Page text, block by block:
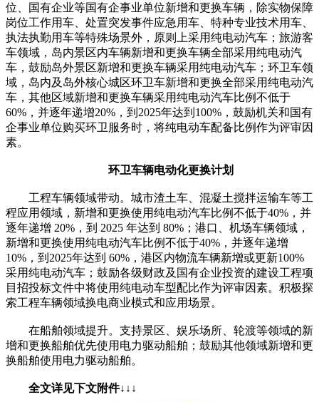
位、国有企业等国有企事业单位新增和更换车辆，除实物保障
岗位工作用车、处置突发事件应急用车、特种专业技术用车、
执法执勤用车等特殊场景外，原则上采用纯电动汽车；旅游客
车领域，岛内景区内车辆新增和更换车辆全部采用纯电动汽
车，鼓励岛外景区新增和更换车辆采用纯电动汽车；环卫车领
域，岛内及岛外核心城区环卫车新增和更换全部采用纯电动汽
车，其他区域新增和更换车辆采用纯电动汽车比例不低于
60%，并逐年递增20%，到2025年达到100%，鼓励机关和国有
企事业单位购买环卫服务时，将纯电动车配备比例作为评审因
素。
环卫车辆电动化更换计划
工程车辆领域带动。城市渣土车、混凝土搅拌运输车等工
程应用领域，新增和更换使用纯电动汽车比例不低于40%，并
逐年递增 20%，到 2025 年达到 80%；港口、机场车辆领域，
新增和更换使用纯电动汽车比例不低于40%，并逐年递增
10%，到2025年达到 60%，港区内物流车辆新增或更新100%
采用纯电动汽车；鼓励各级财政及国有企业投资的建设工程项
目招投标文件中将使用纯电动车型配比作为评审因素。积极探
索工程车辆领域换电商业模式和应用场景。
在船舶领域提升。支持景区、娱乐场所、轮渡等领域的新
增和更换船舶优先使用电力驱动船舶；鼓励其他领域新增和更
换船舶使用电力驱动船舶。
全文详见下文附件↓↓↓